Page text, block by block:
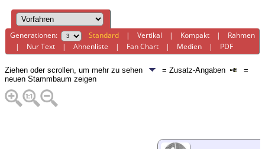
Generationen: Standard |Vertikal | Kompakt | Rahmen
| Nur Text |Ahnenliste | Fan Chart | Medien | PDF
Ziehen oder scrollen, um mehr zu sehen = Zusatz-Angaben
=
neuen Stammbaum zeigen